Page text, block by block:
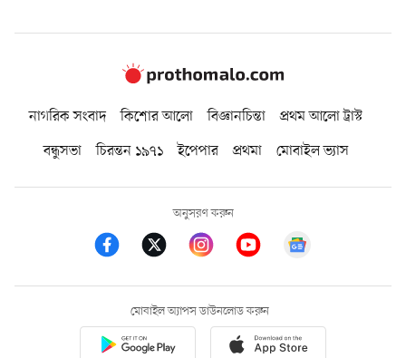
নাগরিক সংবাদ কিশোর আলো বিজ্ঞানচিন্তা
প্রথম আলো ট্রাস্ট
বন্ধুসভা
চিরন্তন ১৯৭১ ইপেপার প্রথমা মোবাইল ভ্যাস
অনুসরণ করুন
মোবাইল অ্যাপস ডাউনলোড করুন